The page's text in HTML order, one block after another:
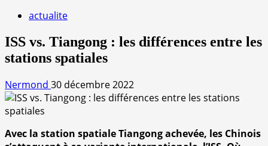
actualite
ISS vs. Tiangong : les différences entre les
stations spatiales
Nermond 30 décembre 2022
Avec la station spatiale Tiangong achevée, les Chinois